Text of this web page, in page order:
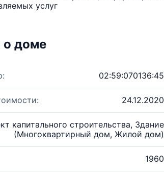
услуг
доме
02:59:070136:45
24.12.2020
капитального строительства, Здание
(Многоквартирный дом, Жилой дом)
1960